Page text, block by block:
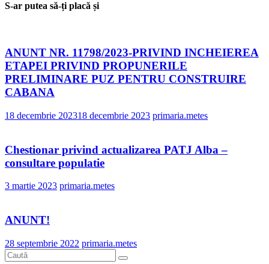
S-ar putea să-ți placă și
ANUNT NR. 11798/2023-PRIVIND INCHEIEREA
ETAPEI PRIVIND PROPUNERILE
PRELIMINARE PUZ PENTRU CONSTRUIRE
CABANA
18 decembrie 202318 decembrie 2023 primaria.metes
Chestionar privind actualizarea PATJ Alba –
consultare populatie
3 martie 2023 primaria.metes
ANUNT!
28 septembrie 2022 primaria.metes